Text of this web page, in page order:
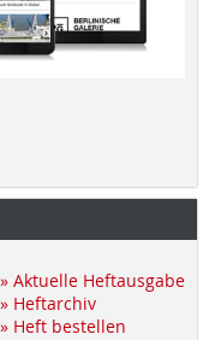
» Aktuelle Heftausgabe
» Heftarchiv
» Heft bestellen